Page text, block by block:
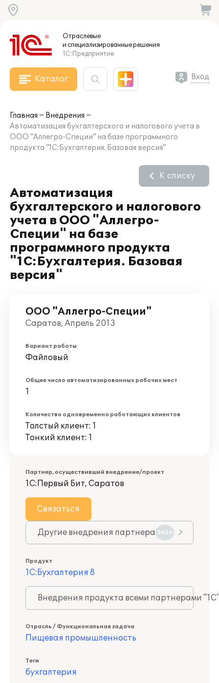
Отраслевые
и специализированныерешения
1С:Предприятие
Каталог Вход
Главная
Внедрения
Автоматизация бухгалтерского и налогового учета в
ООО "Аллегро-Специи" на базе программного
продукта "1С:Бухгалтерия. Базовая версия"
Автоматизация
бухгалтерского и налогового
учета в ООО "Аллегро-
Специи" на базе
программного продукта
"1С:Бухгалтерия. Базовая
версия"
К списку
ООО "Аллегро-Специи"
Саратов, Апрель 2013
Вариант работы
Файловый
Общее число автоматизированных рабочих мест
1
Количество одновременно работающих клиентов
Толстый клиент: 1
Тонкий клиент: 1
Партнер, осуществивший внедрение/проект
1С:Первый Бит, Саратов
Связаться
Другие внедрения партнера 3626
Продукт
1С:Бухгалтерия 8
Внедрения продукта всеми партнерами
Отрасль / Функциональная задача
Пищевая промышленность
Теги
бухгалтерия